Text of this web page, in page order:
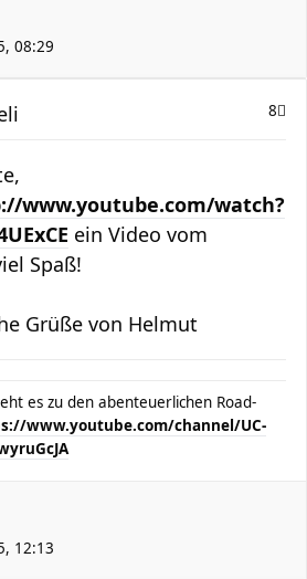
08:29
8
www.youtube.com/watch?
ein Video vom
Spaß!
Grüße von Helmut
es zu den abenteuerlichen Road-
www.youtube.com/channel/UC-
12:13